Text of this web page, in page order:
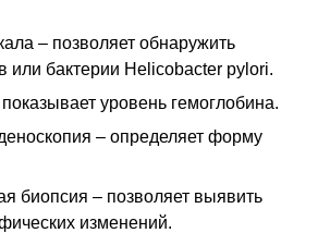
– позволяет обнаружить
или бактерии Helicobacter pylori.
уровень гемоглобина.
– определяет форму
биопсия – позволяет выявить
изменений.